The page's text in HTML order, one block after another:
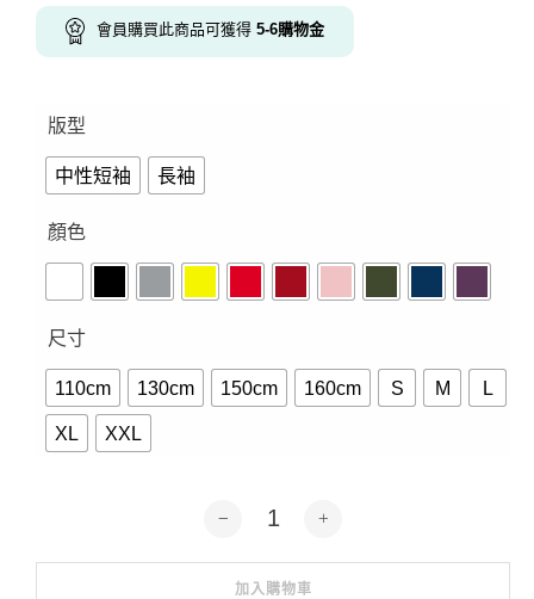
會員購買此商品可獲得 5-6購物金
版型
中性短袖 長袖
顏色
尺寸
110cm 130cm 150cm 160cm S M L
XL XXL
青春！體操服-短袖.長袖10色 數量
加入購物車